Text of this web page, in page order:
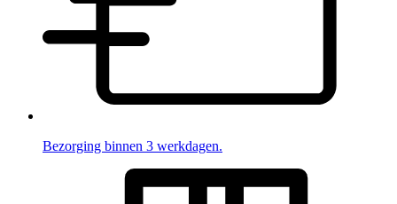
Bezorging binnen 3 werkdagen.